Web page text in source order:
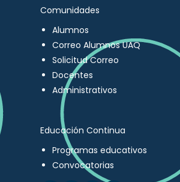
Comunidades
Alumnos
Correo Alumnos UAQ
Solicitud Correo
Docentes
Administrativos
Educación Continua
Programas educativos
Convocatorias